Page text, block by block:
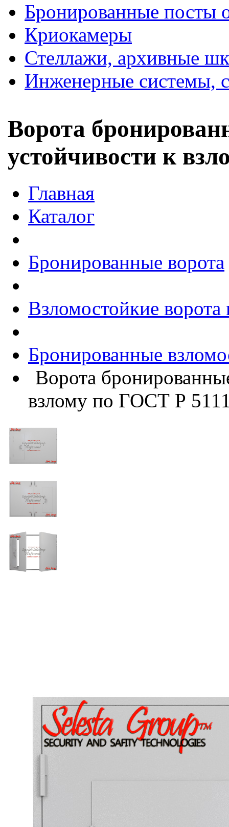
Бронированные посты
Криокамеры
Стеллажи, архивные
Инженерные системы,
Ворота
устойчивости к
Главная
Каталог
Бронированные ворота
Взломостойкие
Бронированные
Ворота
взлому по ГОСТ Р